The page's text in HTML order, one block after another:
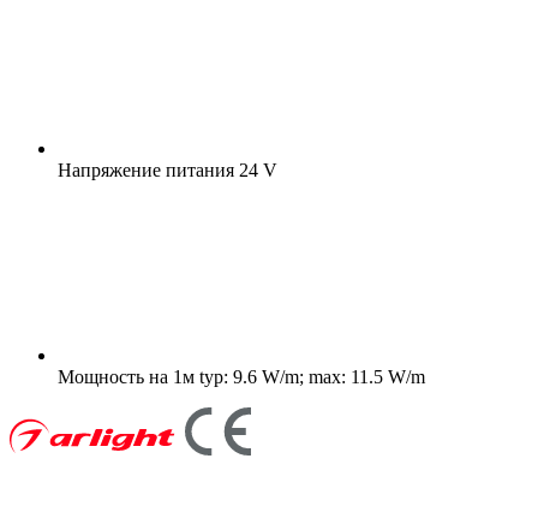
Напряжение питания 24 V
Мощность на 1м typ: 9.6 W/m; max: 11.5 W/m